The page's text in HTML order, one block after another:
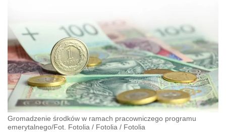
Gromadzenie środków w ramach pracowniczego programu
emerytalnego/Fot. Fotolia / Fotolia / Fotolia